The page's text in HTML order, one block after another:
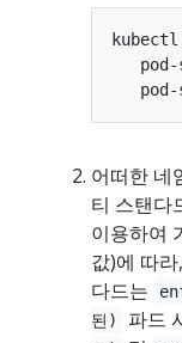
pod-
어떠한 네
티 스탠다
이용하여
값)에 따라,
다드는
된)
파드